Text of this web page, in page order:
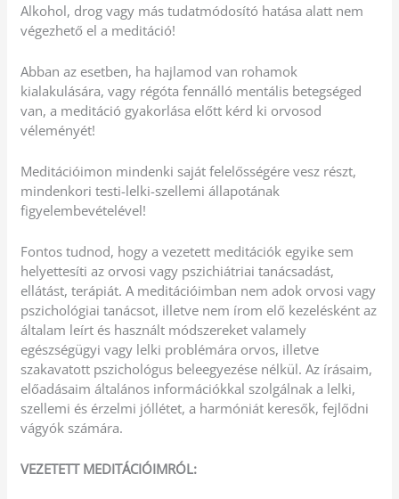
Alkohol, drog vagy más tudatmódosító hatása alatt nem
végezhető el a meditáció!
Abban az esetben, ha hajlamod van rohamok
kialakulására, vagy régóta fennálló mentális betegséged
van, a meditáció gyakorlása előtt kérd ki orvosod
véleményét!
Meditációimon mindenki saját felelősségére vesz részt,
mindenkori testi-lelki-szellemi állapotának
figyelembevételével!
Fontos tudnod, hogy a vezetett meditációk egyike sem
helyettesíti az orvosi vagy pszichiátriai tanácsadást,
ellátást, terápiát. A meditációimban nem adok orvosi vagy
pszichológiai tanácsot, illetve nem írom elő kezelésként az
általam leírt és használt módszereket valamely
egészségügyi vagy lelki problémára orvos, illetve
szakavatott pszichológus beleegyezése nélkül. Az írásaim,
előadásaim általános információkkal szolgálnak a lelki,
szellemi és érzelmi jóllétet, a harmóniát keresők, fejlődni
vágyók számára.
VEZETETT MEDITÁCIÓIMRÓL: